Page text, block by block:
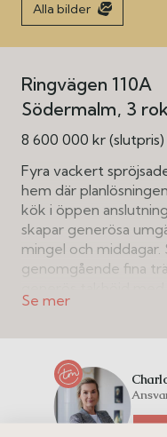
Alla bilder
Ringvägen 110A
Södermalm 3
8 600 000 kr (slutpris)
Fyra vackert
hem där
kök i öppen
skapar generösa
mingel och
genomgående fina
serveringsskåp.
bor du nära allt, mitt
pulserande kvarter.
spatiösa ytor för
sovrum som för detRing